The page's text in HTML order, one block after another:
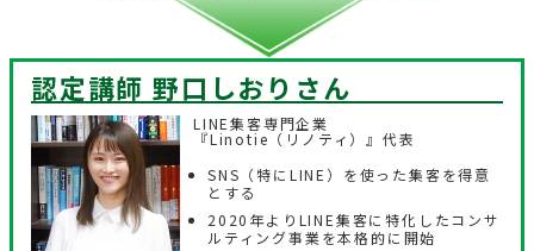
認定講師 野口しおり さん
LINE集客専門企業
『Linotie（リノティ）』代表
SNS（特にLINE）を使った集客を得意
とする
2020年よりLINE集客に特化したコンサ
ルティング事業を本格的に開始